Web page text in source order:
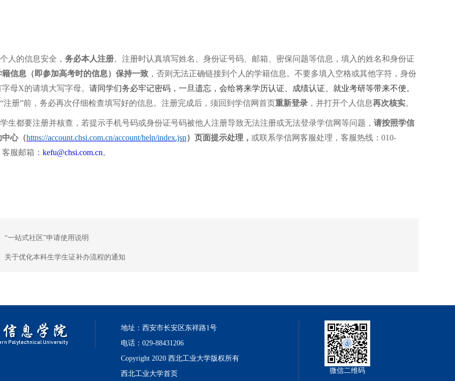
人的信息安全， 务必本人注册。注册时认真填写姓名、身份证号码、邮箱、密保问题等信息，填入的姓名和身份证
籍信息（即参加高考时的信息）保持一致 ，否则无法正确链接到个人的学籍信息。不要多填入空格或其他字符，身份
字母X的请填大写字母。 请同学们务必牢记密码，一旦遗忘，会给将来学历认证、成绩认证、就业考研等带来不便。
“注册”前，务必再次仔细检查填写好的信息。注册完成后，须回到学信网首页重新登录 ，并打开个人信息再次核实。
生都要注册并核查，若提示手机号码或身份证号码被他人注册导致无法注册或无法登录学信网等问题， 请按照学信
中心（https://account.chsi.com.cn/account/help/index.jsp） 页面提示处理 ， 或联系学信网客服处理 ，客服热线： 010-
服邮箱： kefu@chsi.com.cn。
“一站式社区”申请使用说明
关于优化本科生学生证补办流程的通知
地址：西安市长安区东祥路1号
电话：029-88431206
Copyright 2020 西北工业大学版权所有
西北工业大学首页
微信二维码